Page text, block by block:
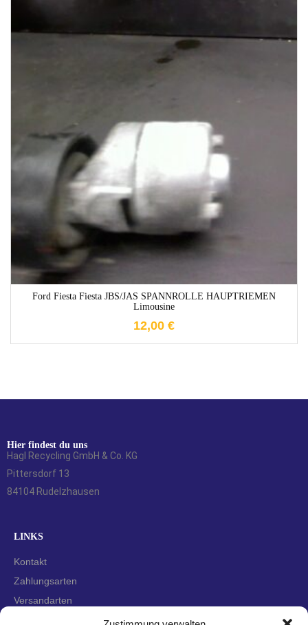
Ford Fiesta Fiesta JBS/JAS SPANNROLLE HAUPTRIEMEN
Limousine
12,00 €
Hier findest du uns
Hagl Recycling GmbH & Co. KG
Pittersdorf 13
84104 Rudelzhausen
LINKS
Kontakt
Zahlungsarten
Versandarten